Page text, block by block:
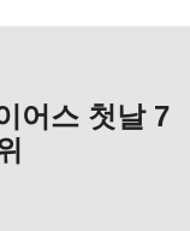
어스 첫날 7